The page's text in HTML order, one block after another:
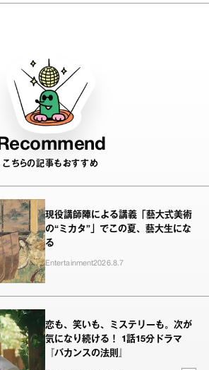
Recommend
こちらの記事もおすすめ
現役講師陣による講義「藝大式美術
の“ミカタ”」でこの夏、藝大生にな
る
Entertainment2026.8.7
恋も、笑いも、ミステリーも。次が
気になり続ける！ 1話15分ドラマ
『バカンスの法則』